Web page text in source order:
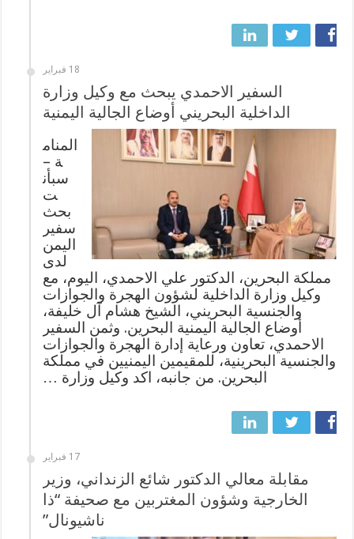
18 فبراير
السفير الاحمدي يبحث مع وكيل وزارة
الداخلية البحريني أوضاع الجالية اليمنية
المنام
ة –
سبأن
ت
بحث
سفير
اليمن
لدى
مملكة البحرين، الدكتور علي الاحمدي، اليوم، مع
وكيل وزارة الداخلية لشؤون الهجرة والجوازات
والجنسية البحريني، الشيخ هشام آل خليفة،
أوضاع الجالية اليمنية البحرين. وثمن السفير
الاحمدي، تعاون ورعاية إدارة الهجرة والجوازات
والجنسية البحرينية، للمقيمين اليمنيين في مملكة
البحرين. من جانبه، اكد وكيل وزارة …
17 فبراير
مقابلة معالي الدكتور شائع الزنداني، وزير
الخارجية وشؤون المغتربين مع صحيفة “ذا
ناشيونال”